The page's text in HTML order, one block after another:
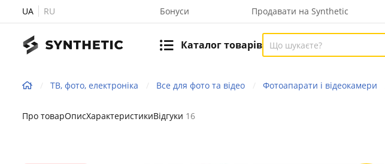
UA RU Бонуси Продавати на Synthetic
Каталог товарів
ТВ, фото, електроніка Все для фото та відео Фотоапарати і відеокамери
Про товарОписХарактеристикиВідгуки 16